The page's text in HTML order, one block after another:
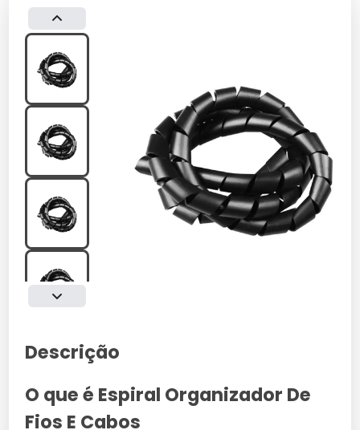
Descrição
O que é Espiral Organizador De
Fios E Cabos